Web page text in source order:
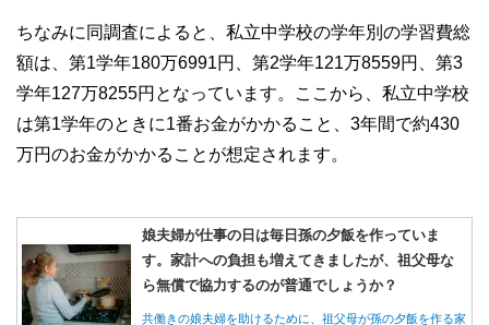
ちなみに同調査によると、私立中学校の学年別の学習費総
額は、第1学年180万6991円、第2学年121万8559円、第3
学年127万8255円となっています。ここから、私立中学校
は第1学年のときに1番お金がかかること、3年間で約430
万円のお金がかかることが想定されます。
娘夫婦が仕事の日は毎日孫の夕飯を作っていま
す。家計への負担も増えてきましたが、祖父母な
ら無償で協力するのが普通でしょうか？
共働きの娘夫婦を助けるために、祖父母が孫の夕飯を作る家